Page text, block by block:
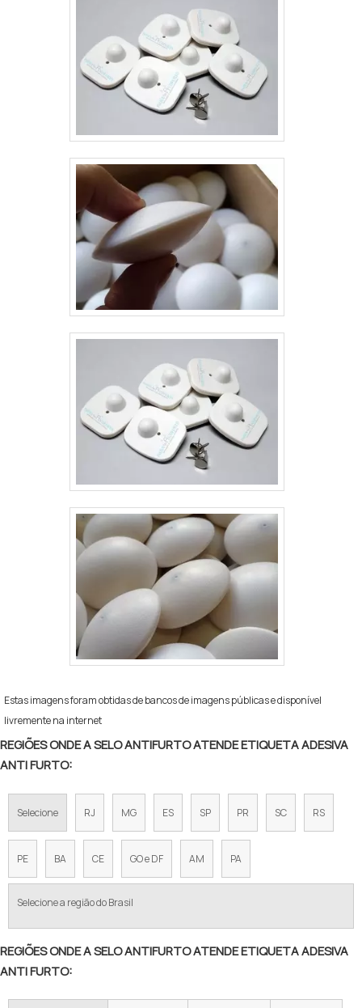
Estas imagens foram obtidas de bancos de imagens públicas e disponível
livremente na internet
REGIÕES ONDE A SELO ANTIFURTO ATENDE ETIQUETA ADESIVA
ANTI FURTO:
Selecione RJ MG ES SP PR SC RS
PE BA CE GO e DF AM PA
Selecione a região do Brasil
REGIÕES ONDE A SELO ANTIFURTO ATENDE ETIQUETA ADESIVA
ANTI FURTO: